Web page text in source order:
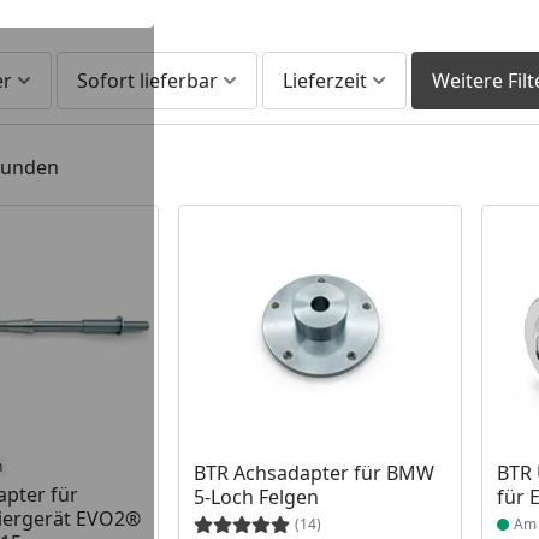
Sofort lieferbar Lieferzeit Weitere
für
EVO2®
BTR Achsadapter für BMW
5-Loch Felgen
(14)
Produkt am Lager
für